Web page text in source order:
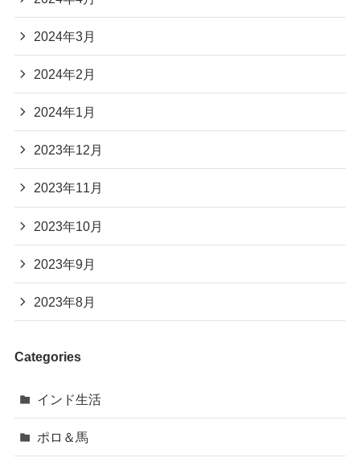
2024年3月
2024年2月
2024年1月
2023年12月
2023年11月
2023年10月
2023年9月
2023年8月
Categories
インド生活
ポロ＆馬